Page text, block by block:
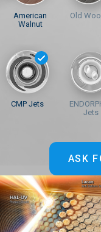
American
Walnut
Old
CMP Jets
Jets
ASK